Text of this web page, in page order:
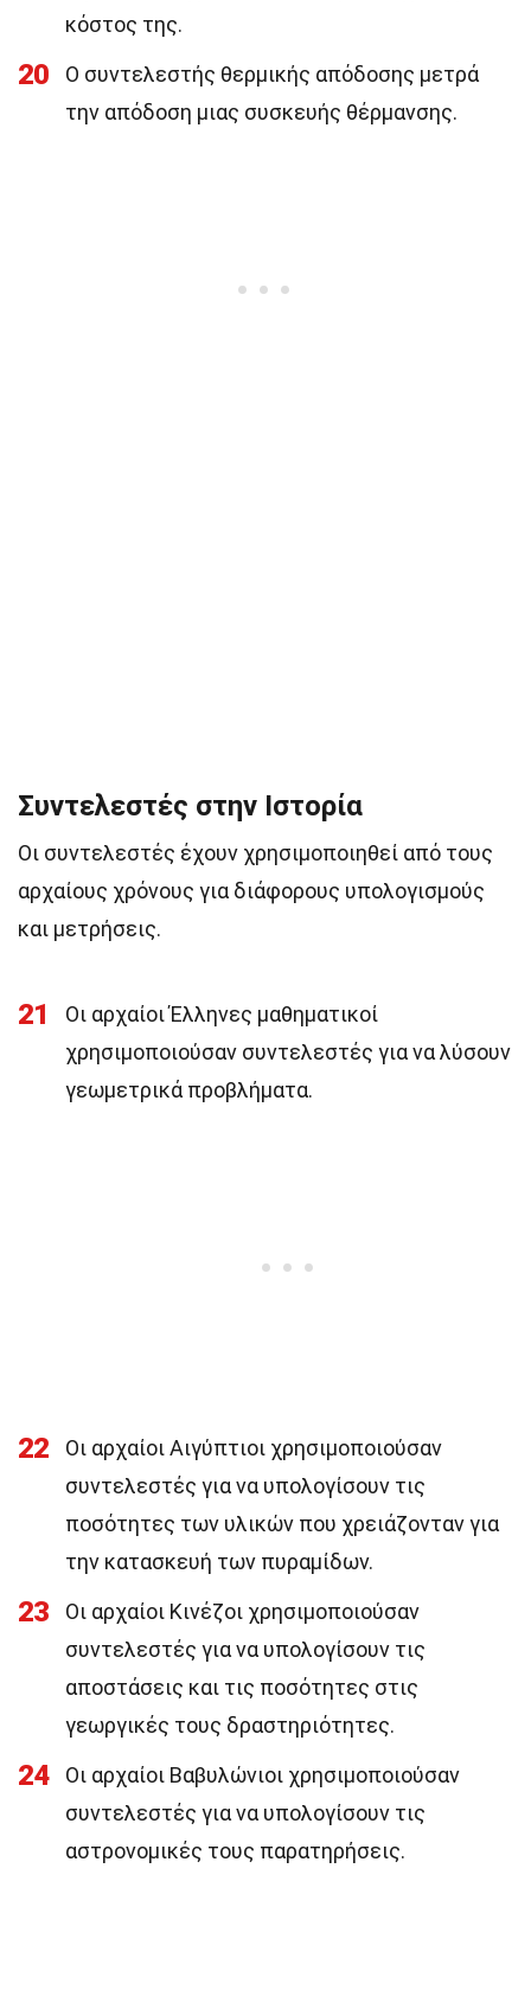
κόστος της.
20
Ο συντελεστής θερμικής απόδοσης μετρά
την απόδοση μιας συσκευής θέρμανσης.
Συντελεστές στην Ιστορία
Οι συντελεστές έχουν χρησιμοποιηθεί από τους
αρχαίους χρόνους για διάφορους υπολογισμούς
και μετρήσεις.
21
Οι αρχαίοι Έλληνες μαθηματικοί
χρησιμοποιούσαν συντελεστές για να λύσουν
γεωμετρικά προβλήματα.
22
Οι αρχαίοι Αιγύπτιοι χρησιμοποιούσαν
συντελεστές για να υπολογίσουν τις
ποσότητες των υλικών που χρειάζονταν για
την κατασκευή των πυραμίδων.
23
Οι αρχαίοι Κινέζοι χρησιμοποιούσαν
συντελεστές για να υπολογίσουν τις
αποστάσεις και τις ποσότητες στις
γεωργικές τους δραστηριότητες.
24
Οι αρχαίοι Βαβυλώνιοι χρησιμοποιούσαν
συντελεστές για να υπολογίσουν τις
αστρονομικές τους παρατηρήσεις.